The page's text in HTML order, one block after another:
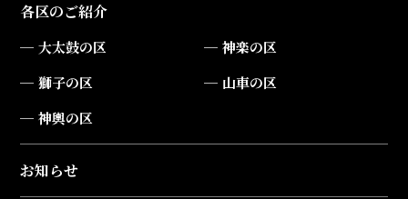
各区のご紹介
大太鼓の区
神楽の区
獅子の区
山車の区
神輿の区
お知らせ